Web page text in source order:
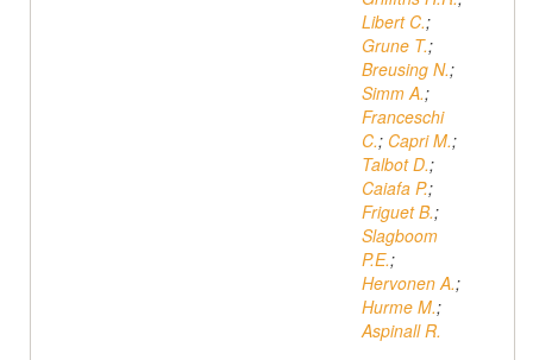
Libert C.;
Grune T.;
Breusing N.;
Simm A.;
Franceschi
C.; Capri M.;
Talbot D.;
Caiafa P.;
Friguet B.;
Slagboom
P.E.;
Hervonen A.;
Hurme M.;
Aspinall R.